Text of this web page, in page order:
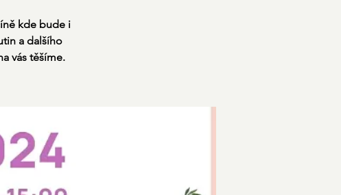
kde bude i
a dalšího
vás těšíme.